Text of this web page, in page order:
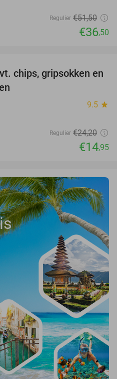
Regulier €51,50
€36,50
38%
chips, gripsokken en
9.5 star
Regulier €24,20
€14,95